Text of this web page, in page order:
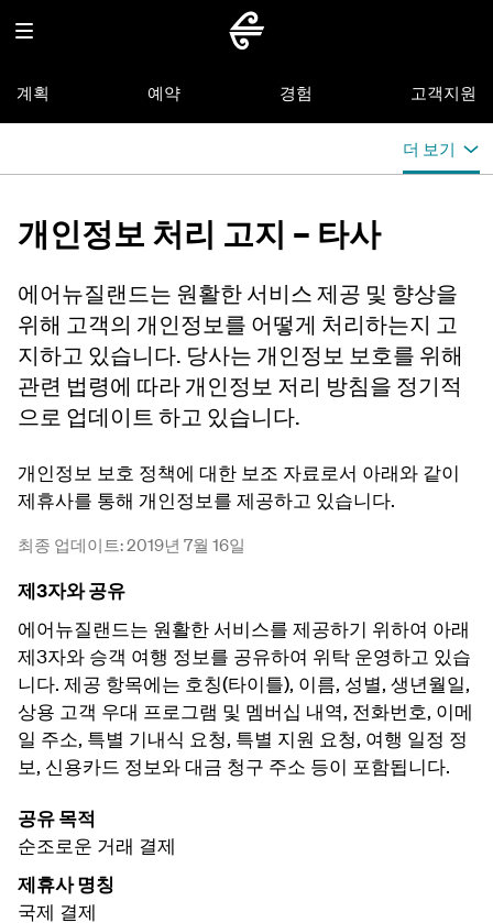
계획 예약 경험 고객지원
더 보기
개인정보 처리 고지 – 타사
에어뉴질랜드는 원활한 서비스 제공 및 향상을
위해 고객의 개인정보를 어떻게 처리하는지 고
지하고 있습니다. 당사는 개인정보 보호를 위해
관련 법령에 따라 개인정보 저리 방침을 정기적
으로 업데이트 하고 있습니다.
개인정보 보호 정책에 대한 보조 자료로서 아래와 같이
제휴사를 통해 개인정보를 제공하고 있습니다.
최종 업데이트: 2019년 7월 16일
제3자와 공유
에어뉴질랜드는 원활한 서비스를 제공하기 위하여 아래
제3자와 승객 여행 정보를 공유하여 위탁 운영하고 있습
니다. 제공 항목에는 호칭(타이틀), 이름, 성별, 생년월일,
상용 고객 우대 프로그램 및 멤버십 내역, 전화번호, 이메
일 주소, 특별 기내식 요청, 특별 지원 요청, 여행 일정 정
보, 신용카드 정보와 대금 청구 주소 등이 포함됩니다.
공유 목적
순조로운 거래 결제
제휴사 명칭
국제 결제